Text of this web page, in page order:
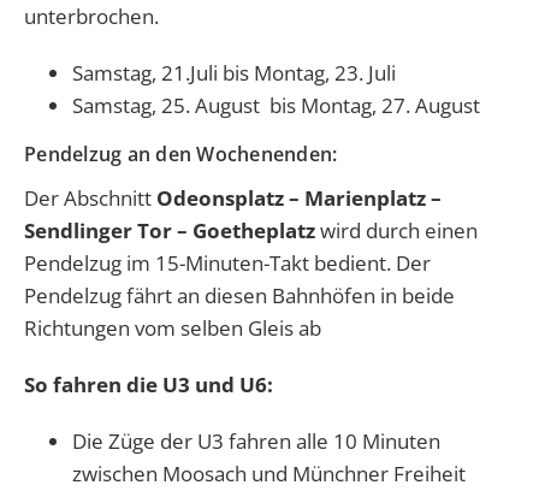
unterbrochen.
Samstag, 21.Juli bis Montag, 23. Juli
Samstag, 25. August bis Montag, 27. August
Pendelzug an den Wochenenden:
Der Abschnitt Odeonsplatz – Marienplatz –
Sendlinger Tor – Goetheplatzwird durch einen
Pendelzug im 15-Minuten-Takt bedient. Der
Pendelzug fährt an diesen Bahnhöfen in beide
Richtungen vom selben Gleis ab
So fahren die U3 und U6:
Die Züge der U3 fahren alle 10 Minuten
zwischen Moosach und Münchner Freiheit